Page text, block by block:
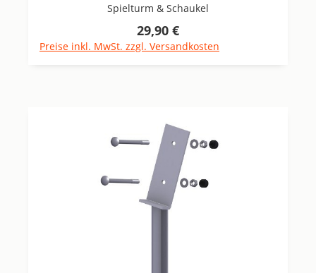
Spielturm & Schaukel
Regulärer Preis:
29,90 €
Preise inkl. MwSt. zzgl. Versandkosten